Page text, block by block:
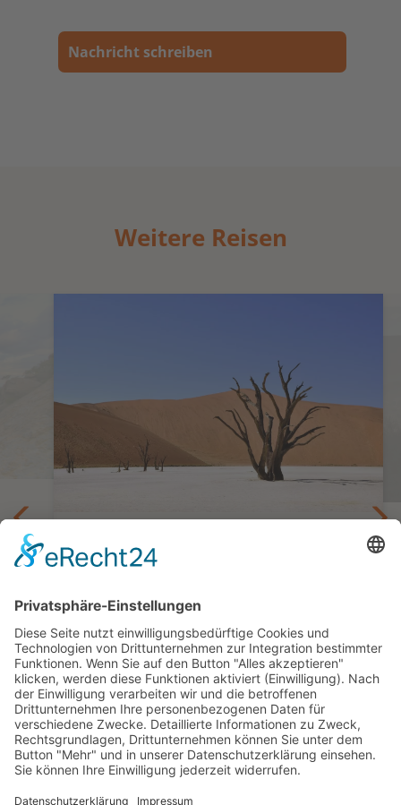
Nachricht schreiben
Weitere Reisen
Selbstfahrertour Namibias Höhepunkte
14 Tage ab/bis Windhoek
ab 2.054,— €